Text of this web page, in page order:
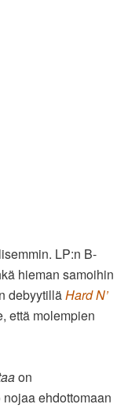
LP:n B-
hieman samoihin
debyytilläHard N’
että molempien
on
ehdottomaan